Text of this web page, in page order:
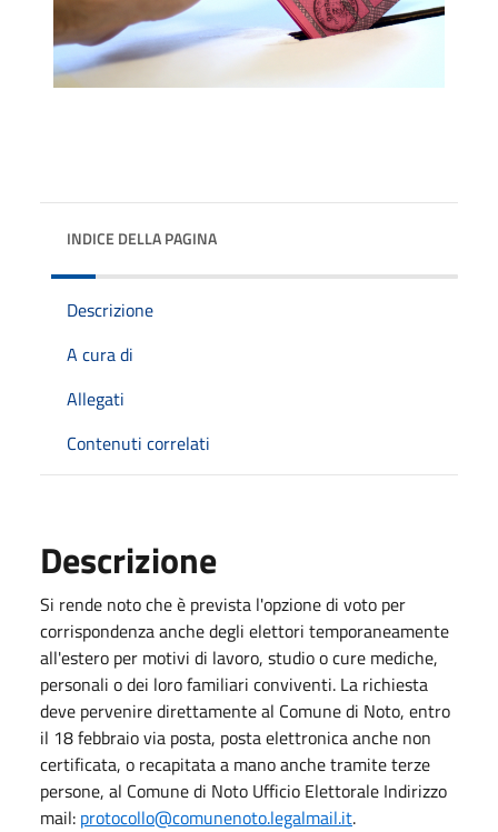
INDICE DELLA PAGINA
Descrizione
A cura di
Allegati
Contenuti correlati
Descrizione
Si rende noto che è prevista l'opzione di voto per
corrispondenza anche degli elettori temporaneamente
all'estero per motivi di lavoro, studio o cure mediche,
personali o dei loro familiari conviventi. La richiesta
deve pervenire direttamente al Comune di Noto, entro
il 18 febbraio via posta, posta elettronica anche non
certificata, o recapitata a mano anche tramite terze
persone, al Comune di Noto Ufficio Elettorale Indirizzo
mail: protocollo@comunenoto.legalmail.it.